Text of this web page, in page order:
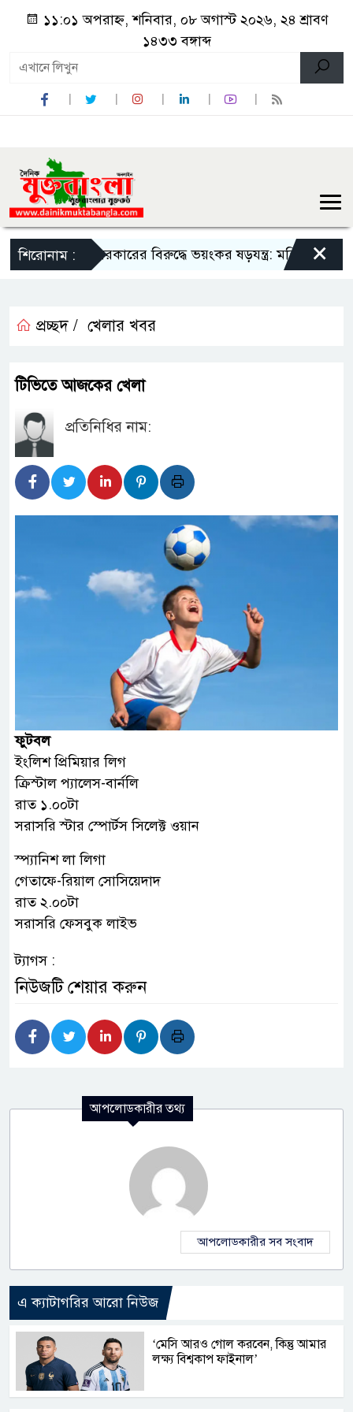
১১:০১ অপরাহ্ন, শনিবার, ০৮ অগাস্ট ২০২৬, ২৪ শ্রাবণ
১৪৩৩ বঙ্গাব্দ
শিরোনাম :সরকারের বিরুদ্ধে ভয়ংকর ষড়যন্ত্র: মন্ত্রিসভা থেকে
×
প্রচ্ছদ / খেলার খবর
টিভিতে আজকের খেলা
প্রতিনিধির নাম:
ফুটবল
ইংলিশ প্রিমিয়ার লিগ
ক্রিস্টাল প্যালেস-বার্নলি
রাত ১.০০টা
সরাসরি স্টার স্পোর্টস সিলেক্ট ওয়ান
স্প্যানিশ লা লিগা
গেতাফে-রিয়াল সোসিয়েদাদ
রাত ২.০০টা
সরাসরি ফেসবুক লাইভ
ট্যাগস :
নিউজটি শেয়ার করুন
আপলোডকারীর তথ্য
আপলোডকারীর সব সংবাদ
এ ক্যাটাগরির আরো নিউজ
‘মেসি আরও গোল করবেন, কিন্তু আমার
লক্ষ্য বিশ্বকাপ ফাইনাল’